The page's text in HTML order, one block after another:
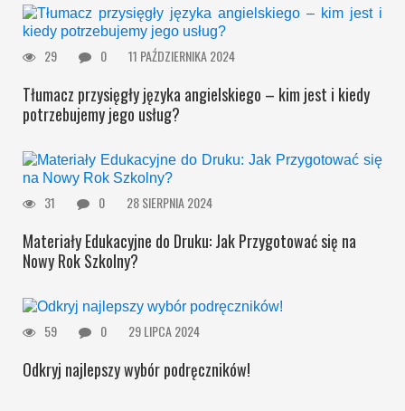
29 0 11 PAŹDZIERNIKA 2024
Tłumacz przysięgły języka angielskiego – kim jest i kiedy
potrzebujemy jego usług?
31 0 28 SIERPNIA 2024
Materiały Edukacyjne do Druku: Jak Przygotować się na
Nowy Rok Szkolny?
59 0 29 LIPCA 2024
Odkryj najlepszy wybór podręczników!